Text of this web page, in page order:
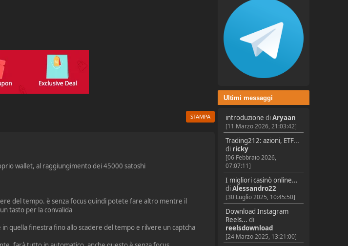
Ultimi messaggi
introduzione diAryaan
[11 Marzo 2026, 21:03:42]
Trading212: azioni, ETF...
di ricky
[06 Febbraio 2026,
07:07:11]
I migliori casinò online...
diAlessandro22
[30 Luglio 2025, 10:45:50]
Download Instagram
Reels... di
reelsdownload
[24 Marzo 2025, 13:21:00]
STAMPA
wallet, al raggiungimento dei 45000 satoshi
del tempo. è senza focus quindi potete fare altro mentre il
tasto per la convalida
quella finestra fino allo scadere del tempo e rilvere un captcha